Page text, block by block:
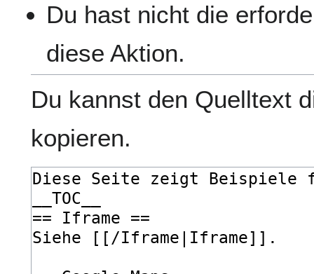
Du hast nicht die
diese Aktion.
Du kannst den Quelltext
kopieren.